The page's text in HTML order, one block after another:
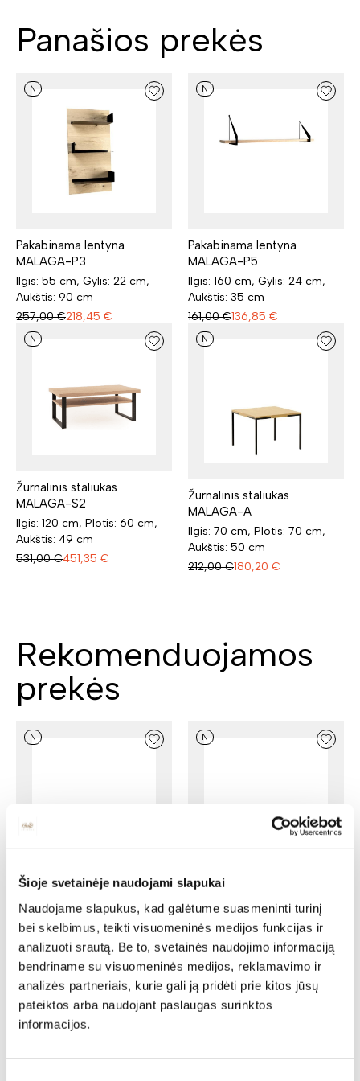
Šioje svetainėje naudojami slapukai
Naudojame slapukus, kad galėtume suasmeninti turinį
bei skelbimus, teikti visuomeninės medijos funkcijas ir
analizuoti srautą. Be to, svetainės naudojimo informaciją
bendriname su visuomeninės medijos, reklamavimo ir
analizės partneriais, kurie gali ją pridėti prie kitos jūsų
pateiktos arba naudojant paslaugas surinktos
informacijos.
Panašios prekės
N
Pakabinama lentyna
MALAGA-P3
Ilgis: 55 cm, Gylis: 22 cm,
Aukštis: 90 cm
257,00 €218,45 €
N
Pakabinama lentyna
MALAGA-P5
Ilgis: 160 cm, Gylis: 24 cm,
Aukštis: 35 cm
161,00 €136,85 €
N
Žurnalinis staliukas
MALAGA-S2
Ilgis: 120 cm, Plotis: 60 cm,
Aukštis: 49 cm
531,00 €451,35 €
N
Žurnalinis staliukas
MALAGA-A
Ilgis: 70 cm, Plotis: 70 cm,
Aukštis: 50 cm
212,00 €180,20 €
Rekomenduojamos
prekės
N
Išskleidžiamas stalas
FLINSTONE-S1
Ilgis: 160 cm, Plotis: 90 cm,
Aukštis: 76 cm
888,00 €754,80 €
N
Išskleidžiamas stalas
FLINSTONE-S4
Ilgis: 180 cm, Plotis: 95 cm,
Aukštis: 78 cm
1604,00
€1363,40 €
N N